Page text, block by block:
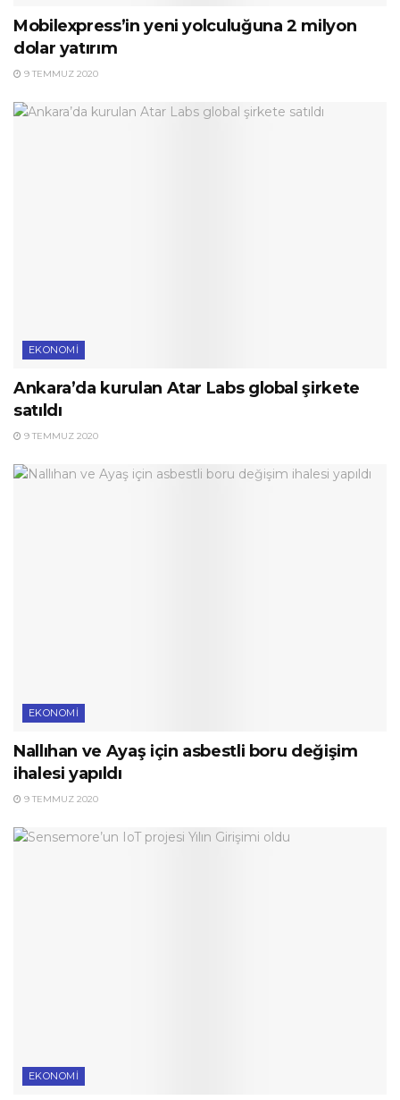
Mobilexpress’in yeni yolculuğuna 2 milyon
dolar yatırım
9 TEMMUZ 2020
EKONOMI
Ankara’da kurulan Atar Labs global şirkete
satıldı
9 TEMMUZ 2020
EKONOMI
Nallıhan ve Ayaş için asbestli boru değişim
ihalesi yapıldı
9 TEMMUZ 2020
EKONOMI